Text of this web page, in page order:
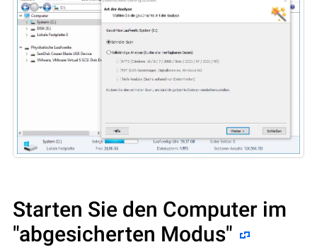
Starten Sie den Computer im
"abgesicherten Modus"